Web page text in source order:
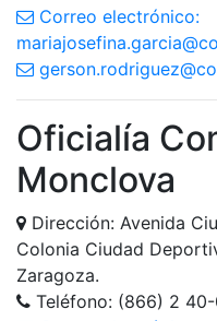
Correo electrónico:
Oficialía
Monclova
Dirección: Avenida
Colonia Ciudad
Zaragoza.
Teléfono: (866) 2